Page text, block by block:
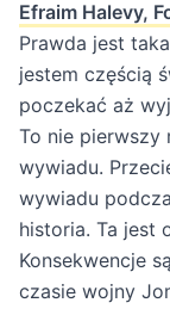
Efraim Halevy,
Prawda jest
jestem częścią
poczekać aż
To nie pierwszy
wywiadu.
wywiadu
historia. Ta jest
Konsekwencje
czasie wojny